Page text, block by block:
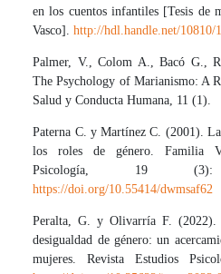
en los cuentos infantiles [Tesis de
Vasco].http://hdl.handle.net/10810/
Palmer, V., Colom A., Bacó G.,
The Psychology of Marianismo: A
Salud y Conducta Humana, 11 (1).
Paterna C. y Martínez C. (2001).
los roles de género. Familia
Psicología, 19
https://doi.org/10.55414/dwmsaf62
Peralta, G. y Olivarría F.
desigualdad de género: un
mujeres. Revista Estudios